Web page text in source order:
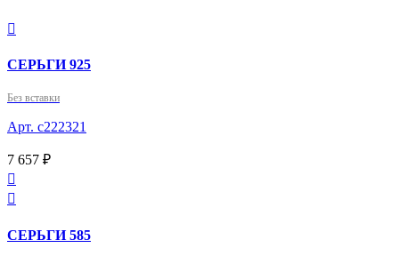

СЕРЬГИ 925
Без вставки
Арт. с222321
7 657 ₽


СЕРЬГИ 585